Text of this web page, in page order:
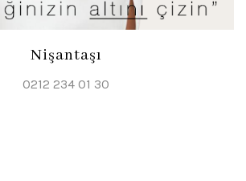
Nişantaşı
0212 234 01 30